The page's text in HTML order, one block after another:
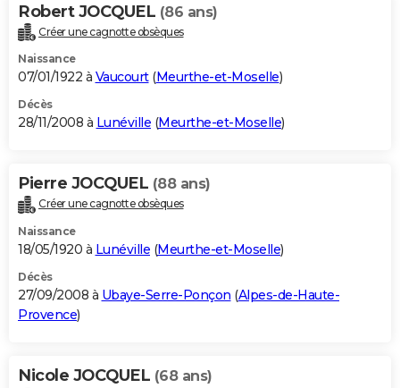
Robert JOCQUEL (86 ans)
Créer une cagnotte obsèques
Naissance
07/01/1922 à Vaucourt(Meurthe-et-Moselle)
Décès
28/11/2008 à Lunéville (Meurthe-et-Moselle)
Pierre JOCQUEL (88 ans)
Créer une cagnotte obsèques
Naissance
18/05/1920 à Lunéville (Meurthe-et-Moselle)
Décès
27/09/2008 à Ubaye-Serre-Ponçon (Alpes-de-Haute-
Provence)
Nicole JOCQUEL (68 ans)